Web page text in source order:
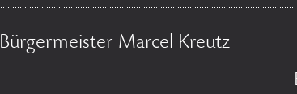
Bürgermeister Marcel Kreutz